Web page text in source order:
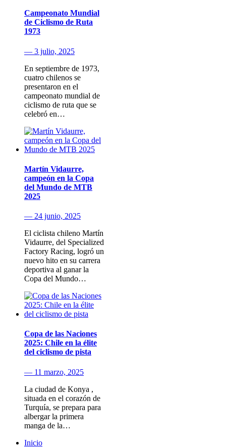
Campeonato Mundial
de Ciclismo de Ruta
1973
— 3 julio, 2025
En septiembre de 1973,
cuatro chilenos se
presentaron en el
campeonato mundial de
ciclismo de ruta que se
celebró en…
Martín Vidaurre,
campeón en la Copa
del Mundo de MTB
2025
— 24 junio, 2025
El ciclista chileno Martín
Vidaurre, del Specialized
Factory Racing, logró un
nuevo hito en su carrera
deportiva al ganar la
Copa del Mundo…
Copa de las Naciones
2025: Chile en la élite
del ciclismo de pista
— 11 marzo, 2025
La ciudad de Konya ,
situada en el corazón de
Turquía, se prepara para
albergar la primera
manga de la…
Inicio